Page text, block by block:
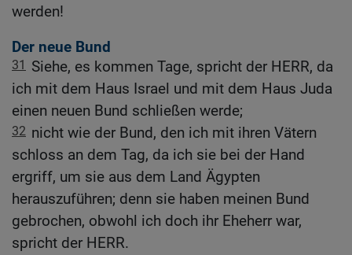
werden!
Der neue Bund
31
Siehe, es kommen Tage, spricht der HERR, da
ich mit dem Haus Israel und mit dem Haus Juda
einen neuen Bund schließen werde;
32 nicht wie der Bund, den ich mit ihren Vätern
schloss an dem Tag, da ich sie bei der Hand
ergriff, um sie aus dem Land Ägypten
herauszuführen; denn sie haben meinen Bund
gebrochen, obwohl ich doch ihr Eheherr war,
spricht der HERR.